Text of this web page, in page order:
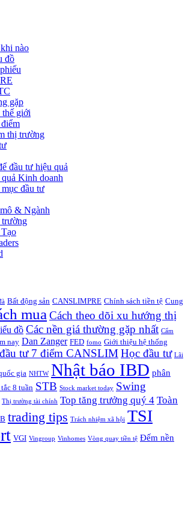
nào
đồ
gặp
giới
thị trường
đầu tư hiệu quả
Kinh doanh
đầu tư
& Ngành
trường
Bất động sản CANSLIMPRE Chính sách tiền tệ Cung
mua Cách theo dõi xu hướng thị
đồ Các nền giá thường gặp nhất Cẩm
nay Dan Zanger FED fomo Giới thiệu hệ thống
tư 7 điểm CANSLIMHọc đầu tư Lãi
gia NHTW Nhật báo IBD phân
8 tuần STB Stock market today Swing
Thị trường tài chính Top tăng trưởng quý 4 Toàn
trading tips Trách nhiệm xã hội TSI
VGI Vingroup Vinhomes Vòng quay tiền tệ Đếm nền